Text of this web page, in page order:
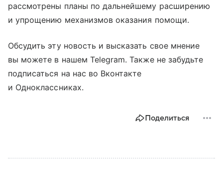
рассмотрены планы по дальнейшему расширению
и упрощению механизмов оказания помощи.
Обсудить эту новость и высказать свое мнение
вы можете в нашем Telegram. Также не забудьте
подписаться на нас во Вконтакте
и Одноклассниках.
Поделиться